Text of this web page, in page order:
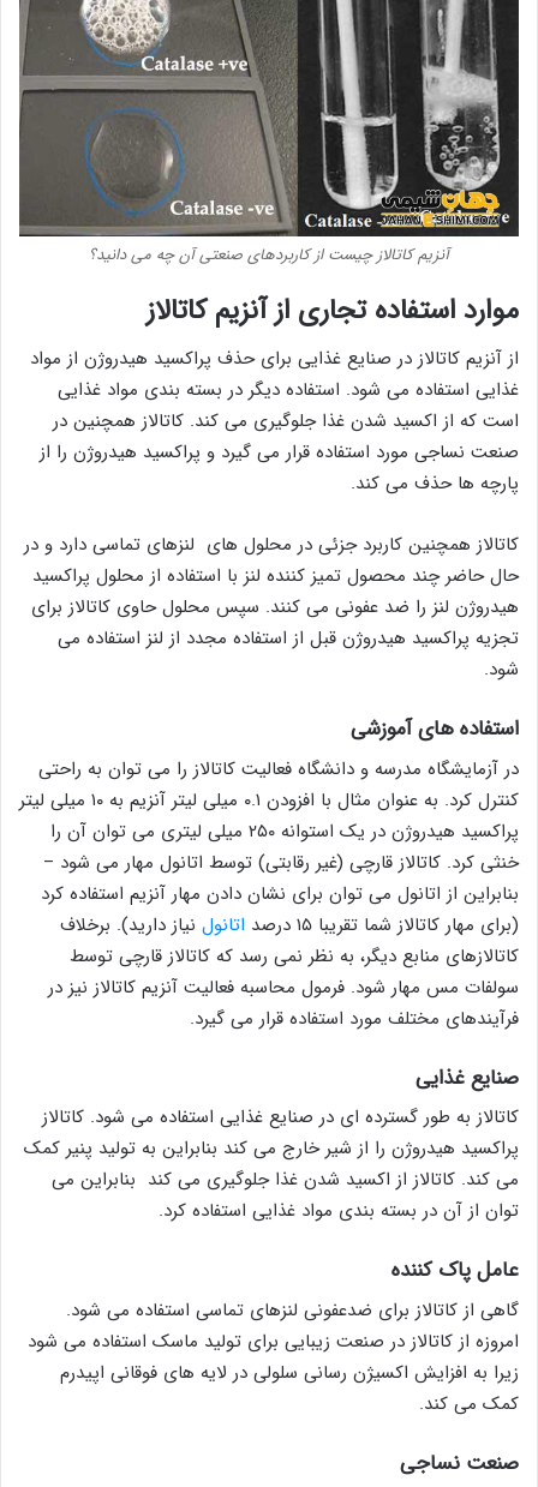
آنزیم کاتالاز چیست از کاربردهای صنعتی آن چه می دانید؟
موارد استفاده تجاری از آنزیم کاتالاز
از آنزیم کاتالاز در صنایع غذایی برای حذف پراکسید هیدروژن از مواد
غذایی استفاده می شود. استفاده دیگر در بسته بندی مواد غذایی
است که از اکسید شدن غذا جلوگیری می کند. کاتالاز همچنین در
صنعت نساجی مورد استفاده قرار می گیرد و پراکسید هیدروژن را از
پارچه ها حذف می کند.
کاتالاز همچنین کاربرد جزئی در محلول های لنزهای تماسی دارد و در
حال حاضر چند محصول تمیز کننده لنز با استفاده از محلول پراکسید
هیدروژن لنز را ضد عفونی می کنند. سپس محلول حاوی کاتالاز برای
تجزیه پراکسید هیدروژن قبل از استفاده مجدد از لنز استفاده می
شود.
استفاده های آموزشی
در آزمایشگاه مدرسه و دانشگاه فعالیت کاتالاز را می توان به راحتی
کنترل کرد. به عنوان مثال با افزودن ۰.۱ میلی لیتر آنزیم به ۱۰ میلی لیتر
پراکسید هیدروژن در یک استوانه ۲۵۰ میلی لیتری می توان آن را
خنثی کرد. کاتالاز قارچی (غیر رقابتی) توسط اتانول مهار می شود –
بنابراین از اتانول می توان برای نشان دادن مهار آنزیم استفاده کرد
(برای مهار کاتالاز شما تقریبا ۱۵ درصد
اتانول نیاز دارید). برخلاف
کاتالازهای منابع دیگر، به نظر نمی رسد که کاتالاز قارچی توسط
سولفات مس مهار شود. فرمول محاسبه فعالیت آنزیم کاتالاز نیز در
فرآیندهای مختلف مورد استفاده قرار می گیرد.
صنایع غذایی
کاتالاز به طور گسترده ای در صنایع غذایی استفاده می شود. کاتالاز
پراکسید هیدروژن را از شیر خارج می کند بنابراین به تولید پنیر کمک
می کند. کاتالاز از اکسید شدن غذا جلوگیری می کند بنابراین می
توان از آن در بسته بندی مواد غذایی استفاده کرد.
عامل پاک کننده
گاهی از کاتالاز برای ضدعفونی لنزهای تماسی استفاده می شود.
امروزه از کاتالاز در صنعت زیبایی برای تولید ماسک استفاده می شود
زیرا به افزایش اکسیژن رسانی سلولی در لایه های فوقانی اپیدرم
کمک می کند.
صنعت نساجی